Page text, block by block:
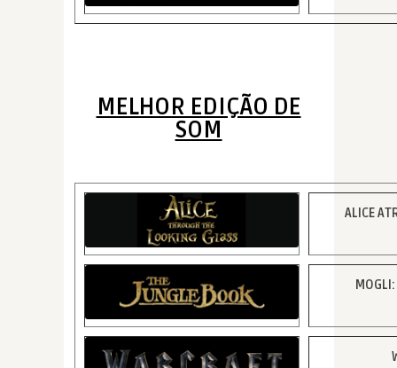
MELHOR EDIÇÃO DE
SOM
ALICE